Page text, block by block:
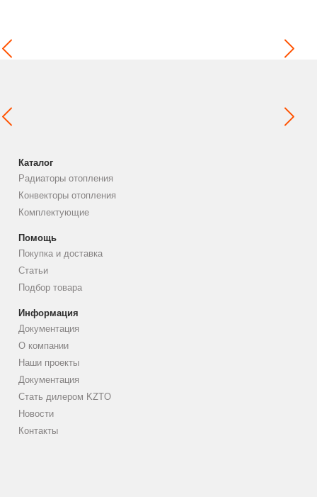
Каталог
Радиаторы отопления
Конвекторы отопления
Комплектующие
Помощь
Покупка и доставка
Статьи
Подбор товара
Информация
Документация
О компании
Наши проекты
Документация
Стать дилером KZTO
Новости
Контакты